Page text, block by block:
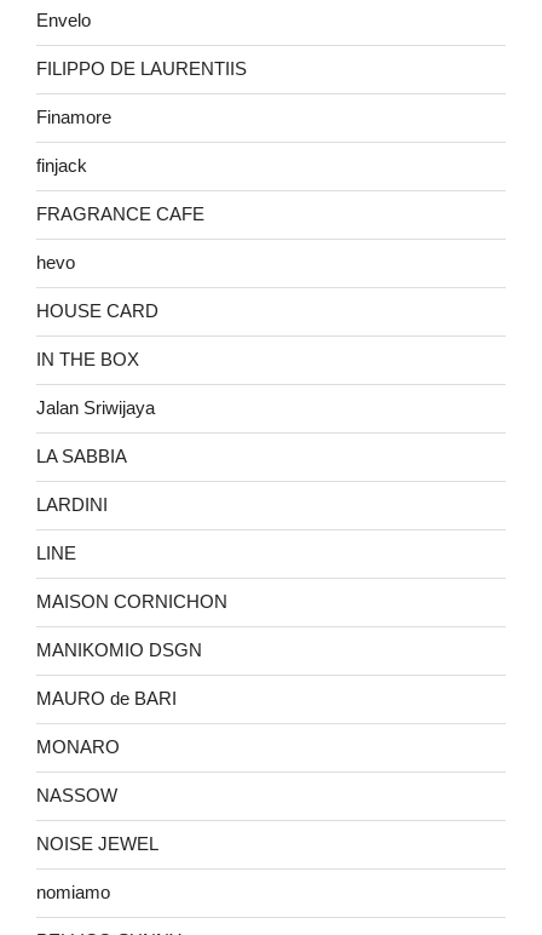
Envelo
FILIPPO DE LAURENTIIS
Finamore
finjack
FRAGRANCE CAFE
hevo
HOUSE CARD
IN THE BOX
Jalan Sriwijaya
LA SABBIA
LARDINI
LINE
MAISON CORNICHON
MANIKOMIO DSGN
MAURO de BARI
MONARO
NASSOW
NOISE JEWEL
nomiamo